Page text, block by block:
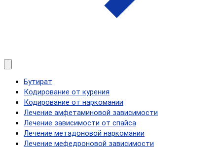
Бутират
Кодирование от курения
Кодирование от наркомании
Лечение амфетаминовой зависимости
Лечение зависимости от спайса
Лечение метадоновой наркомании
Лечение мефедроновой зависимости